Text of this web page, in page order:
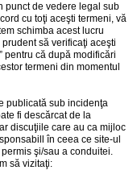
punct de vedere legal sub
cu toţi aceşti termeni, vă
schimba acest lucru
să verificaţi aceşti
pentru că după modificări
termeni din momentul
publicată sub incidenţa
fi descărcat de la
discuţiile care au ca mijloc
în ceea ce site-ul
şi/sau a conduitei.
să vizitaţi: